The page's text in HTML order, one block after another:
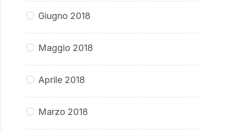
Giugno 2018
Maggio 2018
Aprile 2018
Marzo 2018